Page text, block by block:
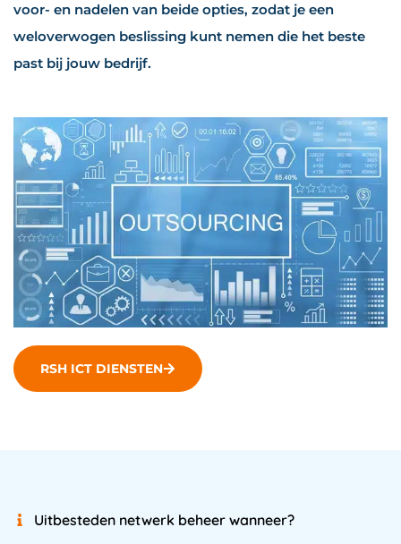
voor- en nadelen van beide opties, zodat je een
weloverwogen beslissing kunt nemen die het beste
past bij jouw bedrijf.
RSH ICT DIENSTEN
Uitbesteden netwerk beheer wanneer?